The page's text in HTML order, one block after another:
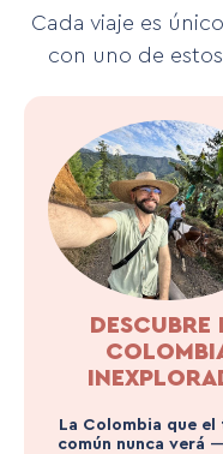
Cada viaje es
con uno de
DESCUBRE
La Colombia que
común nunca verá